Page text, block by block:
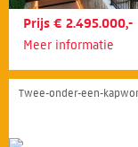
Prijs € 2.495.000,-
Meer informatie
Twee-onder-een-